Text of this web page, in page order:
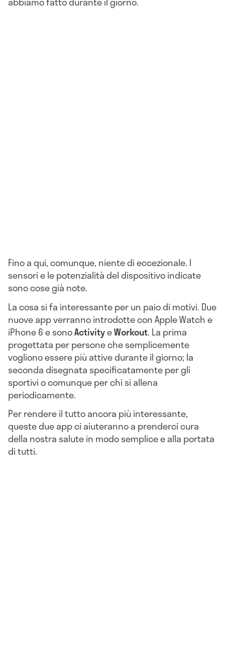
Fino a qui, comunque, niente di eccezionale. I
sensori e le potenzialità del dispositivo indicate
sono cose già note.
La cosa si fa interessante per un paio di motivi. Due
nuove app verranno introdotte con Apple Watch e
iPhone 6 e sonoActivityeWorkout. La prima
progettata per persone che semplicemente
vogliono essere più attive durante il giorno; la
seconda disegnata specificatamente per gli
sportivi o comunque per chi si allena
periodicamente.
Per rendere il tutto ancora più interessante,
queste due app ci aiuteranno a prenderci cura
della nostra salute in modo semplice e alla portata
di tutti.